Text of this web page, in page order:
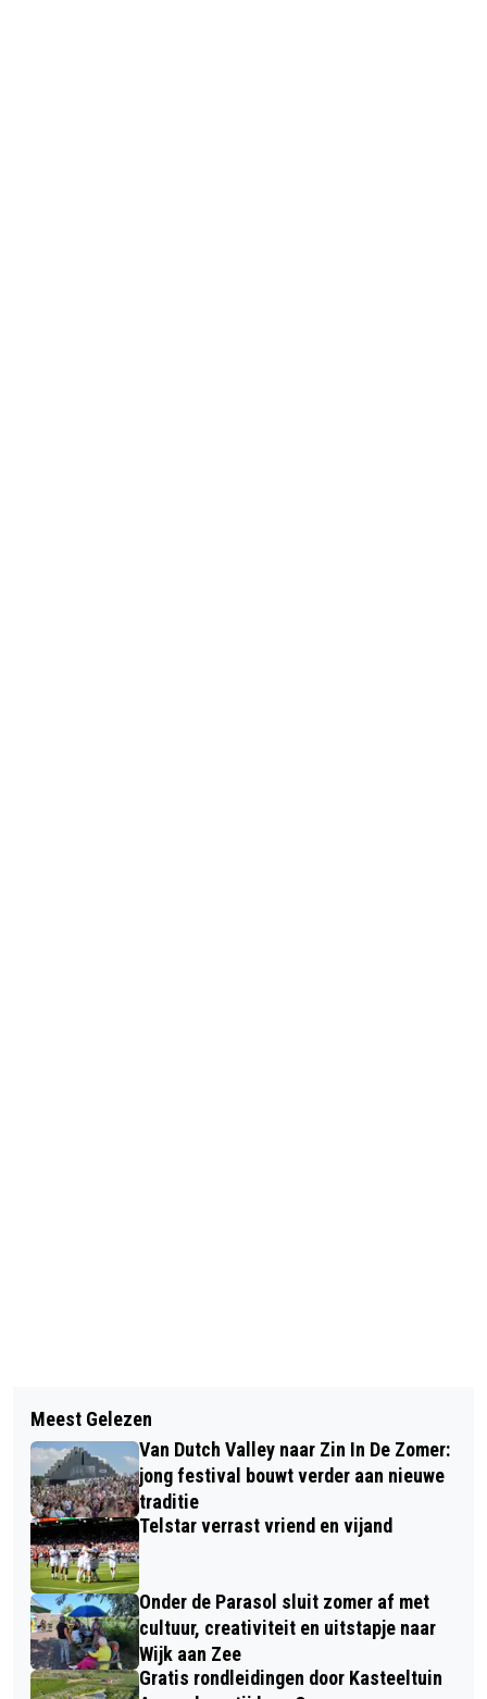
DAAR GAATZE: VANDAAG MET JOSÉ
SCHUIT
THE BEATLES 60 JAAR GELEDEN IN
NEDERLAND; IEDERE BABYBOOMER
HEEFT ’T NOG VERS OP HET NETVLIES
Meest Gelezen
Van Dutch Valley naar Zin In De Zomer:
jong festival bouwt verder aan nieuwe
traditie
Telstar verrast vriend en vijand
Onder de Parasol sluit zomer af met
cultuur, creativiteit en uitstapje naar
Wijk aan Zee
Gratis rondleidingen door Kasteeltuin